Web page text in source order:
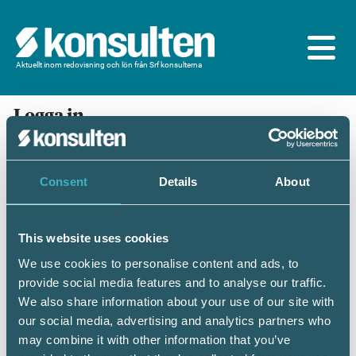
Consent Details About
This website uses cookies
We use cookies to personalise content and ads, to
provide social media features and to analyse our traffic.
We also share information about your use of our site with
our social media, advertising and analytics partners who
may combine it with other information that you’ve
Aktuellt inom redovisning och lön från Srf konsulterna
Logga in
En prenumeration ingår för dig som är
medlem/ansluten till Srf konsulterna. Du loggar in
med BankID eller samma lösenord som du har på
Mobilt BankID
Personnummer(ÅÅÅÅMMDDNNNN)